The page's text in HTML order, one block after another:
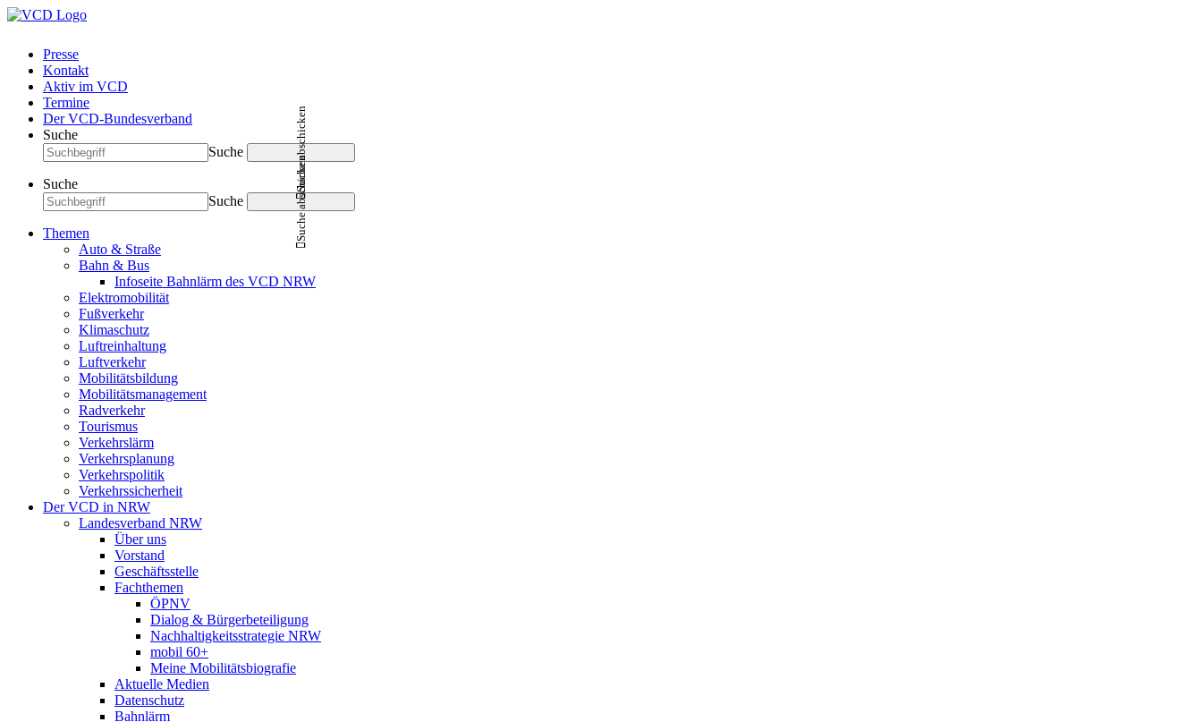
Presse
Kontakt
Aktiv im VCD
Termine
Der VCD-Bundesverband
Suche
Suche
Suche abschicken
Suche
Suche
Suche abschicken
Themen
Auto & Straße
Bahn & Bus
Infoseite Bahnlärm des VCD NRW
Elektromobilität
Fußverkehr
Klimaschutz
Luftreinhaltung
Luftverkehr
Mobilitätsbildung
Mobilitätsmanagement
Radverkehr
Tourismus
Verkehrslärm
Verkehrsplanung
Verkehrspolitik
Verkehrssicherheit
Der VCD in NRW
Landesverband NRW
Über uns
Vorstand
Geschäftsstelle
Fachthemen
ÖPNV
Dialog & Bürgerbeteiligung
Nachhaltigkeitsstrategie NRW
mobil 60+
Meine Mobilitätsbiografie
Aktuelle Medien
Datenschutz
Bahnlärm